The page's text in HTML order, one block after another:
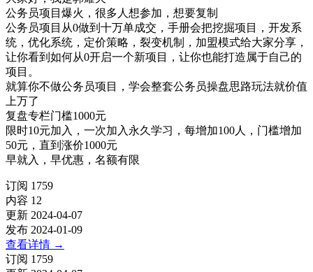
公务员项目爆火，很多人想参加，想要复制
公务员项目从0做到十万单成交，手册会把挖掘项目，开发系
统，优化系统，定价策略，裂变机制，加盟模式给大家分享，
让你看到如何从0开启一个新项目，让你也能打造属于自己的
项目。
就算你不做公务员项目，学会整套公务员操盘思路玩法就价值
上万了
复盘专栏门槛1000元
限时10元加入，一次加入永久学习，每增加100人，门槛增加
50元，直到涨价1000元
早就入，早优惠，名额有限
订阅 1759
内容 12
更新 2024-04-07
发布 2024-01-09
查看详情 →
订阅 1759